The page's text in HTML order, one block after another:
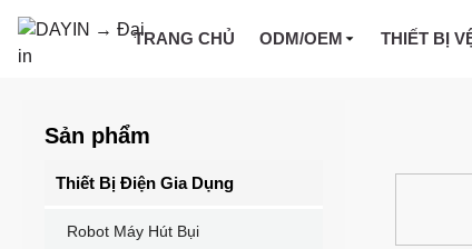
TRANG CHỦ ODM/OEM THIẾT BỊ
Sản phẩm
Thiết Bị Điện Gia Dụng
Robot Máy Hút Bụi